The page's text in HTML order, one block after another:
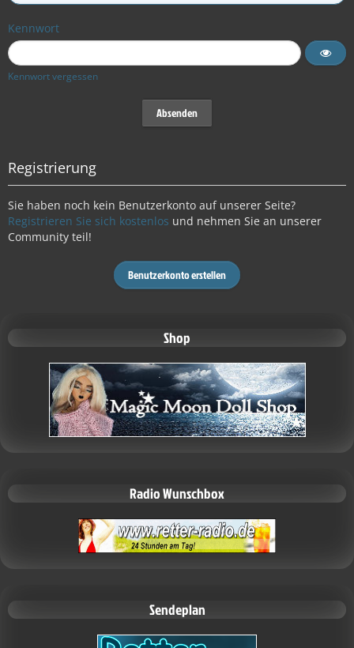
Kennwort
Kennwort vergessen
Registrierung
Sie haben noch kein Benutzerkonto auf unserer Seite?
Registrieren Sie sich kostenlos und nehmen Sie an unserer
Community teil!
Benutzerkonto erstellen
Shop
Radio Wunschbox
Sendeplan